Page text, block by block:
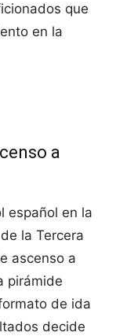
que
en la
a
español en la
la Tercera
ascenso a
pirámide
de ida
decide